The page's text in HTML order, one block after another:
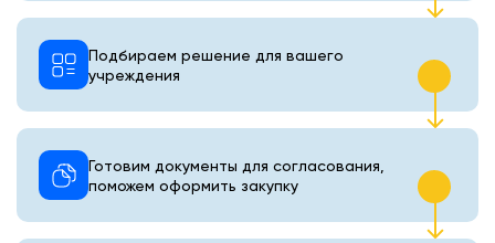
Подбираем решение для вашего
учреждения
Готовим документы для согласования,
поможем оформить закупку